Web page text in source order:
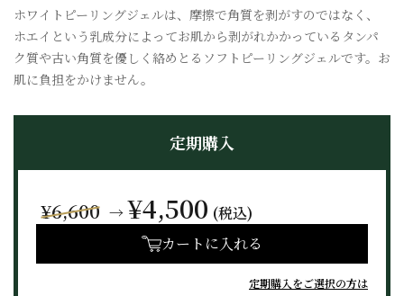
ホワイトピーリングジェルは、摩擦で角質を剥がすのではなく、
ホエイという乳成分によってお肌から剥がれかかっているタンパ
ク質や古い角質を優しく絡めとるソフトピーリングジェルです。お
肌に負担をかけません。
定期購入
¥6,600 → ¥4,500 (税込)
カートに入れる
定期購入をご選択の方は